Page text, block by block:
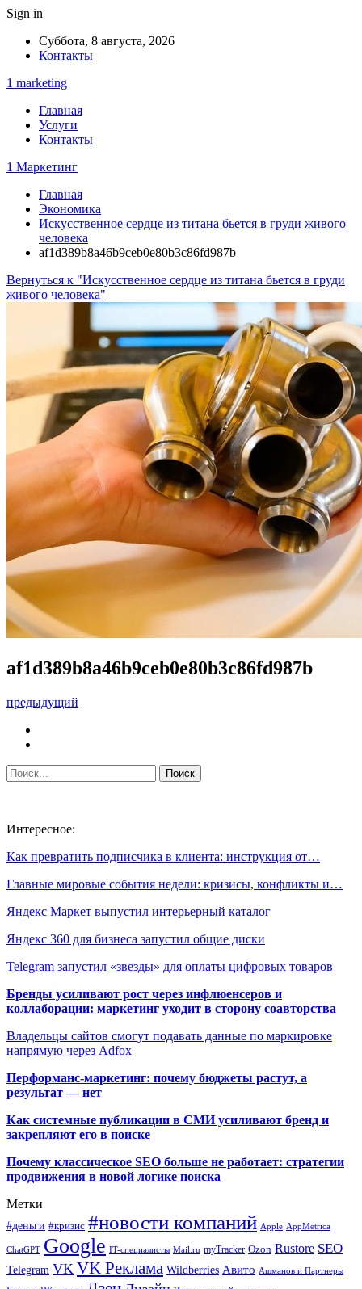
Sign in
Суббота, 8 августа, 2026
Контакты
1 marketing
Главная
Услуги
Контакты
1 Маркетинг
Главная
Экономика
Искусственное сердце из титана бьется в груди живого
человека
af1d389b8a46b9ceb0e80b3c86fd987b
Вернуться к "Искусственное сердце из титана бьется в груди
живого человека"
af1d389b8a46b9ceb0e80b3c86fd987b
предыдущий
Интересное:
Как превратить подписчика в клиента: инструкция от…
Главные мировые события недели: кризисы, конфликты и…
Яндекс Маркет выпустил интерьерный каталог
Яндекс 360 для бизнеса запустил общие диски
Telegram запустил «звезды» для оплаты цифровых товаров
Бренды усиливают рост через инфлюенсеров и
коллаборации: маркетинг уходит в сторону соавторства
Владельцы сайтов смогут подавать данные по маркировке
напрямую через Adfox
Перформанс-маркетинг: почему бюджеты растут, а
результат — нет
Как системные публикации в СМИ усиливают бренд и
закрепляют его в поиске
Почему классическое SEO больше не работает: стратегии
продвижения в новой логике поиска
Метки
#деньги #кризис #новости компаний Apple AppMetrica
ChatGPT Google IT-специалисты Mail.ru myTracker Ozon Rustore SEO
Telegram VK VK Реклама Wildberries Авито Ашманов и Партнеры